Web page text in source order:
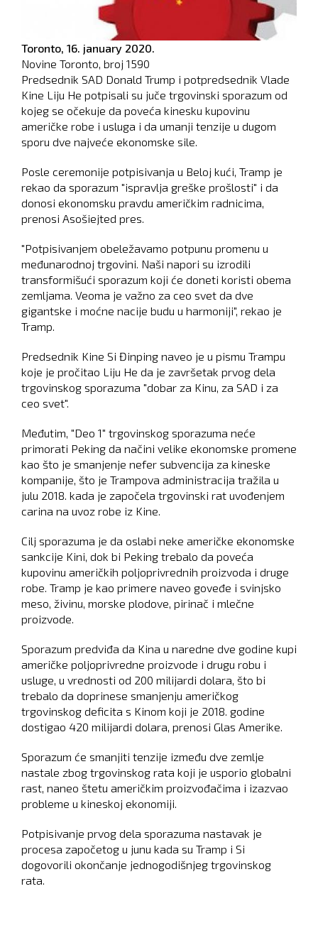
Toronto, 16. january 2020.
Novine Toronto, broj 1590
Predsednik SAD Donald Trump i potpredsednik Vlade
Kine Liju He potpisali su juče trgovinski sporazum od
kojeg se očekuje da poveća kinesku kupovinu
američke robe i usluga i da umanji tenzije u dugom
sporu dve najveće ekonomske sile.
Posle ceremonije potpisivanja u Beloj kući, Tramp je
rekao da sporazum "ispravlja greške prošlosti" i da
donosi ekonomsku pravdu američkim radnicima,
prenosi Asošiejted pres.
"Potpisivanjem obeležavamo potpunu promenu u
međunarodnoj trgovini. Naši napori su izrodili
transformišući sporazum koji će doneti koristi obema
zemljama. Veoma je važno za ceo svet da dve
gigantske i moćne nacije budu u harmoniji", rekao je
Tramp.
Predsednik Kine Si Đinping naveo je u pismu Trampu
koje je pročitao Liju He da je završetak prvog dela
trgovinskog sporazuma "dobar za Kinu, za SAD i za
ceo svet".
Međutim, "Deo 1" trgovinskog sporazuma neće
primorati Peking da načini velike ekonomske promene
kao što je smanjenje nefer subvencija za kineske
kompanije, što je Trampova administracija tražila u
julu 2018. kada je započela trgovinski rat uvođenjem
carina na uvoz robe iz Kine.
Cilj sporazuma je da oslabi neke američke ekonomske
sankcije Kini, dok bi Peking trebalo da poveća
kupovinu američkih poljoprivrednih proizvoda i druge
robe. Tramp je kao primere naveo goveđe i svinjsko
meso, živinu, morske plodove, pirinač i mlečne
proizvode.
Sporazum predviđa da Kina u naredne dve godine kupi
američke poljoprivredne proizvode i drugu robu i
usluge, u vrednosti od 200 milijardi dolara, što bi
trebalo da doprinese smanjenju američkog
trgovinskog deficita s Kinom koji je 2018. godine
dostigao 420 milijardi dolara, prenosi Glas Amerike.
Sporazum će smanjiti tenzije između dve zemlje
nastale zbog trgovinskog rata koji je usporio globalni
rast, naneo štetu američkim proizvođačima i izazvao
probleme u kineskoj ekonomiji.
Potpisivanje prvog dela sporazuma nastavak je
procesa započetog u junu kada su Tramp i Si
dogovorili okončanje jednogodišnjeg trgovinskog
rata.